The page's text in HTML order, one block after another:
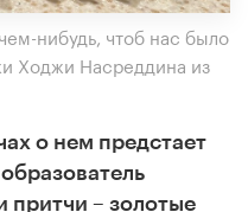
нибудь, чтоб нас было
Ходжи Насреддина из
о нем предстает
притчи – золотые